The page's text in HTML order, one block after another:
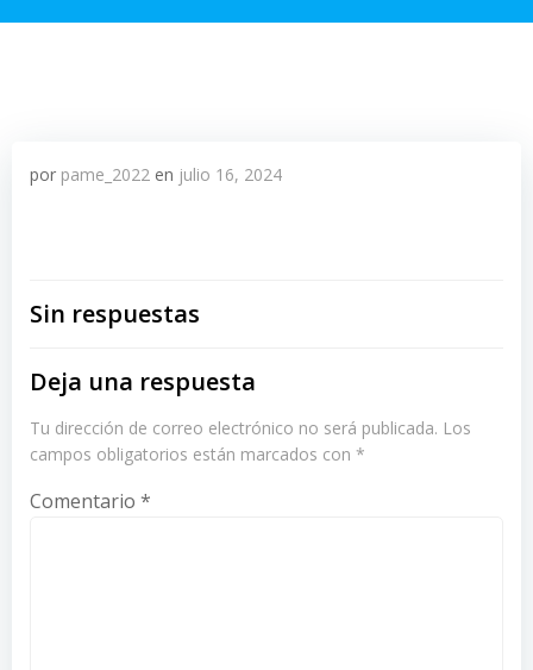
por pame_2022 en julio 16, 2024
Sin respuestas
Deja una respuesta
Tu dirección de correo electrónico no será publicada. Los
campos obligatorios están marcados con *
Comentario *